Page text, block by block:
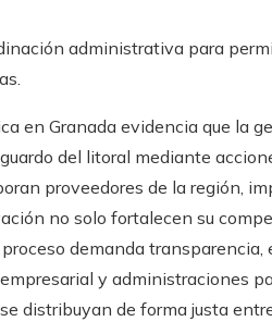
administrativa para
en Granada evidencia que la
del litoral mediante
proveedores de la región,
no solo fortalecen su
demanda
y administraciones
distribuyan de forma justa